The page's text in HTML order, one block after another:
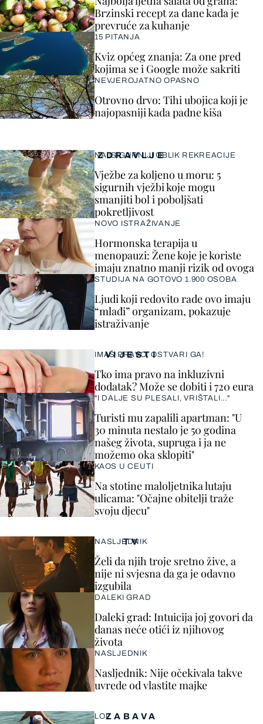
VIJESTI
IMAŠ PRAVO, OSTVARI GA!
Tko ima pravo na inkluzivni
dodatak? Može se dobiti i 720 eura
"I DALJE SU PLESALI, VRIŠTALI..."
Turisti mu zapalili apartman: "U
30 minuta nestalo je 50 godina
našeg života, supruga i ja ne
možemo oka sklopiti"
KAOS U CEUTI
Na stotine maloljetnika lutaju
ulicama: "Očajne obitelji traže
svoju djecu"
ZDRAVLJE
NAJSIGURNIJI OBLIK REKREACIJE
Vježbe za koljeno u moru: 5
sigurnih vježbi koje mogu
smanjiti bol i poboljšati
pokretljivost
NOVO ISTRAŽIVANJE
Hormonska terapija u
menopauzi: Žene koje je koriste
imaju znatno manji rizik od ovoga
STUDIJA NA GOTOVO 1.900 OSOBA
Ljudi koji redovito rade ovo imaju
“mlađi” organizam, pokazuje
istraživanje
ZABAVA
LOL
TV
NASLJEDNIK
Želi da njih troje sretno žive, a
nije ni svjesna da ga je odavno
izgubila
DALEKI GRAD
Daleki grad: Intuicija joj govori da
danas neće otići iz njihovog
života
NASLJEDNIK
Nasljednik: Nije očekivala takve
uvrede od vlastite majke
Brzinski recept za dane kada je
prevruće za kuhanje
15 PITANJA
Kviz općeg znanja: Za one pred
kojima se i Google može sakriti
NEVJEROJATNO OPASNO
Otrovno drvo: Tihi ubojica koji je
najopasniji kada padne kiša